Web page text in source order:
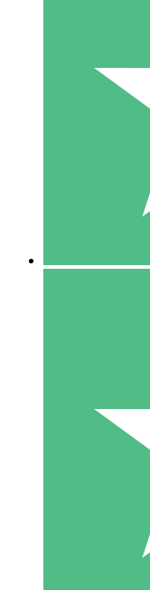
Betaal per gebruik